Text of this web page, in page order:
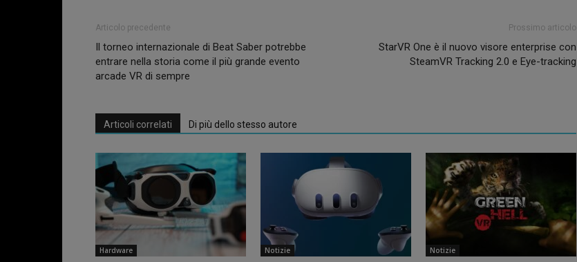
Articolo precedente
Il torneo internazionale di Beat Saber potrebbe
entrare nella storia come il più grande evento
arcade VR di sempre
Prossimo articolo
StarVR One è il nuovo visore enterprise con
SteamVR Tracking 2.0 e Eye-tracking
Articoli correlati Di più dello stesso autore
Hardware Notizie Notizie